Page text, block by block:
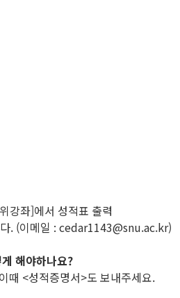
강좌]에서 성적표 출력
. (이메일 : cedar1143@snu.ac.kr)
해야하나요?
때 <성적증명서>도 보내주세요.